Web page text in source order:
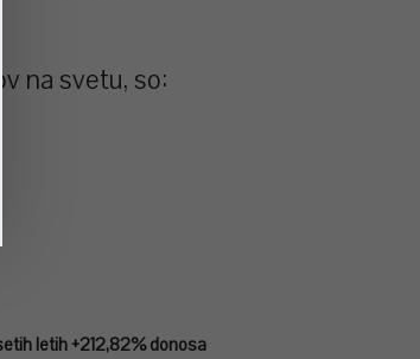
na svetu, so:
letih +212,82% donosa